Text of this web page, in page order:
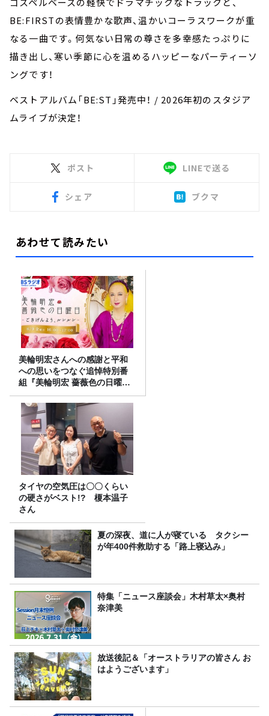
BE:FIRSTの表情豊かな歌声、温かいコーラスワークが重
なる一曲です。何気ない日常の尊さを多幸感たっぷりに
描き出し、寒い季節に心を温めるハッピーなパーティーソ
ングです！
ベストアルバム「BE:ST」発売中！ / 2026年初のスタジア
ムライブが決定！
ポスト LINEで送る
シェア ブクマ
あわせて読みたい
美輪明宏さんへの感謝と平和
への思いをつなぐ追悼特別番
組『美輪明宏 薔薇色の日曜日
～ごきげんよう、ルンルン
～』8/9（日）16時放送
タイヤの空気圧は〇〇くらい
の硬さがベスト!? 榎本温子
さん
夏の深夜、道に人が寝ている タクシー
が年400件救助する「路上寝込み」
特集「ニュース座談会」木村草太×奥村
奈津美
放送後記＆「オーストラリアの皆さん お
はようございます」